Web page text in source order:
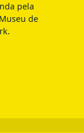
pela
de